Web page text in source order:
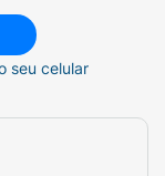
seu celular